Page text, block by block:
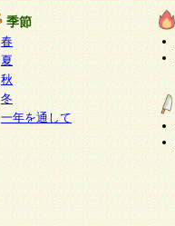
季節
春
夏
秋
冬
一年を通して